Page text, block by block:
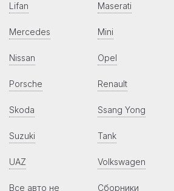
Lifan Maserati
Mercedes Mini
Nissan Opel
Porsche Renault
Skoda Ssang Yong
Suzuki Tank
UAZ Volkswagen
Все авто не Сборники